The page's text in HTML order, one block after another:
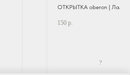
ОТКРЫТКА oberon |
150 р.
?